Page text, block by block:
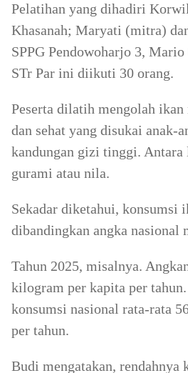
Pelatihan yang dihadiri
Khasanah; Maryati (mitra)
SPPG Pendowoharjo 3,
STr Par ini diikuti 30 orang.
Peserta dilatih mengolah
dan sehat yang disukai anak-
kandungan gizi tinggi.
gurami atau nila.
Sekadar diketahui, konsumsi
dibandingkan angka nasional
Tahun 2025, misalnya.
kilogram per kapita per
konsumsi nasional rata-rata
per tahun.
Budi mengatakan, rendahnya